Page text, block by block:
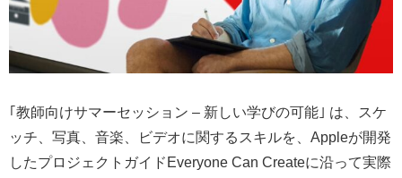
｢教⁠師⁠向⁠け⁠サ⁠マ⁠ー⁠セ⁠ッ⁠シ⁠ョ⁠ン – 新⁠し⁠い⁠学⁠び⁠の⁠可⁠能⁠｣ は、スケ
ッチ、写真、音楽、ビデオに関するスキルを、Appleが開発
したプロジェクトガイドEveryone Can Createに沿って実際